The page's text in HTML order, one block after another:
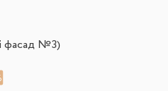
фасад №3)